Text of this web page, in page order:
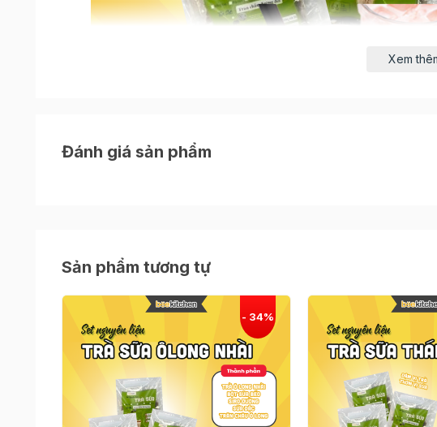
Set nguyên liệu pha trà sữa nhà Bee bao gồm:
Trà đen
Bột sữa béo
Xem
Đánh giá sản phẩm
Sản phẩm tương tự